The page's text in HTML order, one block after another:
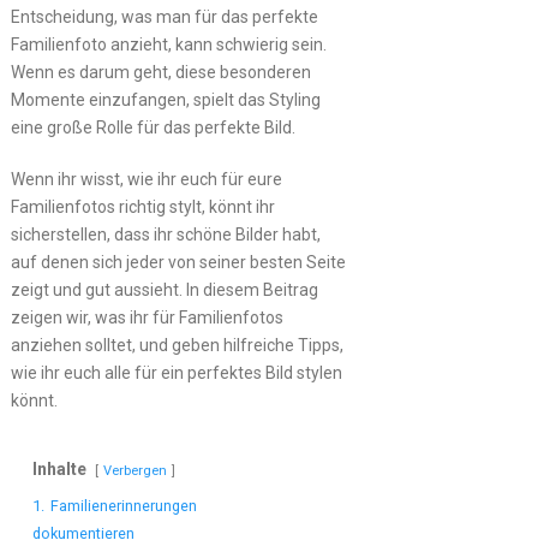
Entscheidung, was man für das perfekte
Familienfoto anzieht, kann schwierig sein.
Wenn es darum geht, diese besonderen
Momente einzufangen, spielt das Styling
eine große Rolle für das perfekte Bild.
Wenn ihr wisst, wie ihr euch für eure
Familienfotos richtig stylt, könnt ihr
sicherstellen, dass ihr schöne Bilder habt,
auf denen sich jeder von seiner besten Seite
zeigt und gut aussieht. In diesem Beitrag
zeigen wir, was ihr für Familienfotos
anziehen solltet, und geben hilfreiche Tipps,
wie ihr euch alle für ein perfektes Bild stylen
könnt.
Inhalte Verbergen
1.
Familienerinnerungen
dokumentieren